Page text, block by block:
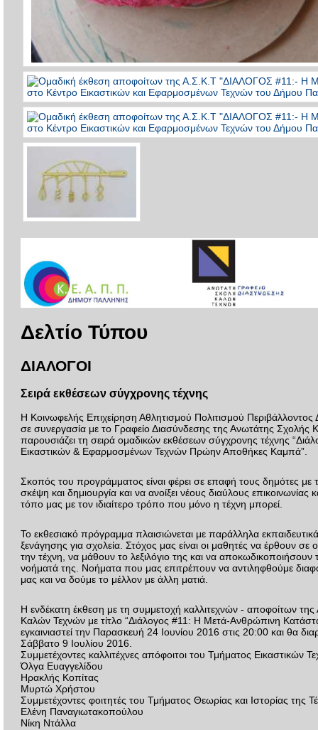
Δελτίο Τύπου
ΔΙΑΛΟΓΟΙ
Σειρά εκθέσεων σύγχρονης τέχνης
Η Κοινωφελής Επιχείρηση Αθλητισμού Πολιτισμού
σε συνεργασία με το Γραφείο Διασύνδεσης της Ανωτάτης Σχολής
παρουσιάζει τη σειρά ομαδικών εκθέσεων σύγχρονης τέχνης
Εικαστικών & Εφαρμοσμένων Τεχνών Πρώην Αποθήκες Καμπά”.
Σκοπός του προγράμματος είναι φέρει σε επαφή τους δημότες με
σκέψη και δημιουργία και να ανοίξει νέους διαύλους επικοινωνίας
τόπο μας με τον ιδιαίτερο τρόπο που μόνο η τέχνη μπορεί.
Το εκθεσιακό πρόγραμμα πλαισιώνεται με παράλληλα
ξενάγησης για σχολεία. Στόχος μας είναι οι μαθητές να έρθουν σε
την τέχνη, να μάθουν το λεξιλόγιο της και να
νοήματά της. Νοήματα που μας επιτρέπουν να αντιληφθούμε
μας και να δούμε το μέλλον με άλλη ματιά.
Η ενδέκατη έκθεση με τη συμμετοχή καλλιτεχνών - αποφοίτων
Καλών Τεχνών με τίτλο “Διάλογος #11: Η Μετά-Ανθρώπινη
εγκαινιαστεί την Παρασκευή 24 Ιουνίου 2016 στις 20:00 και θα
Σάββατο 9 Ιουλίου 2016.
Συμμετέχοντες καλλιτέχνες απόφοιτοι του Τμήματος Εικαστικών
Όλγα Ευαγγελίδου
Ηρακλής Κοπίτας
Μυρτώ Χρήστου
Συμμετέχοντες φοιτητές του Τμήματος Θεωρίας και Ιστορίας της
Ελένη Παναγιωτακοπούλου
Νίκη Ντάλλα